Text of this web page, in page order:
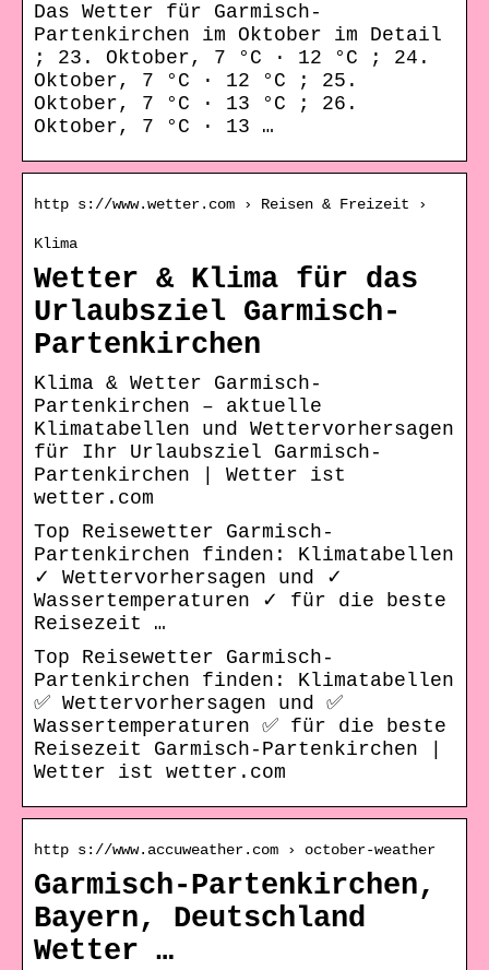
Das Wetter für Garmisch-
Partenkirchen im Oktober im Detail
; 23. Oktober, 7 °C · 12 °C ; 24.
Oktober, 7 °C · 12 °C ; 25.
Oktober, 7 °C · 13 °C ; 26.
Oktober, 7 °C · 13 …
http s://www.wetter.com › Reisen & Freizeit ›
Klima
Wetter & Klima für das
Urlaubsziel Garmisch-
Partenkirchen
Klima & Wetter Garmisch-
Partenkirchen – aktuelle
Klimatabellen und Wettervorhersagen
für Ihr Urlaubsziel Garmisch-
Partenkirchen | Wetter ist
wetter.com
Top Reisewetter Garmisch-
Partenkirchen finden: Klimatabellen
✓ Wettervorhersagen und ✓
Wassertemperaturen ✓ für die beste
Reisezeit …
Top Reisewetter Garmisch-
Partenkirchen finden: Klimatabellen
✅ Wettervorhersagen und ✅
Wassertemperaturen ✅ für die beste
Reisezeit Garmisch-Partenkirchen |
Wetter ist wetter.com
http s://www.accuweather.com › october-weather
Garmisch-Partenkirchen,
Bayern, Deutschland
Wetter …